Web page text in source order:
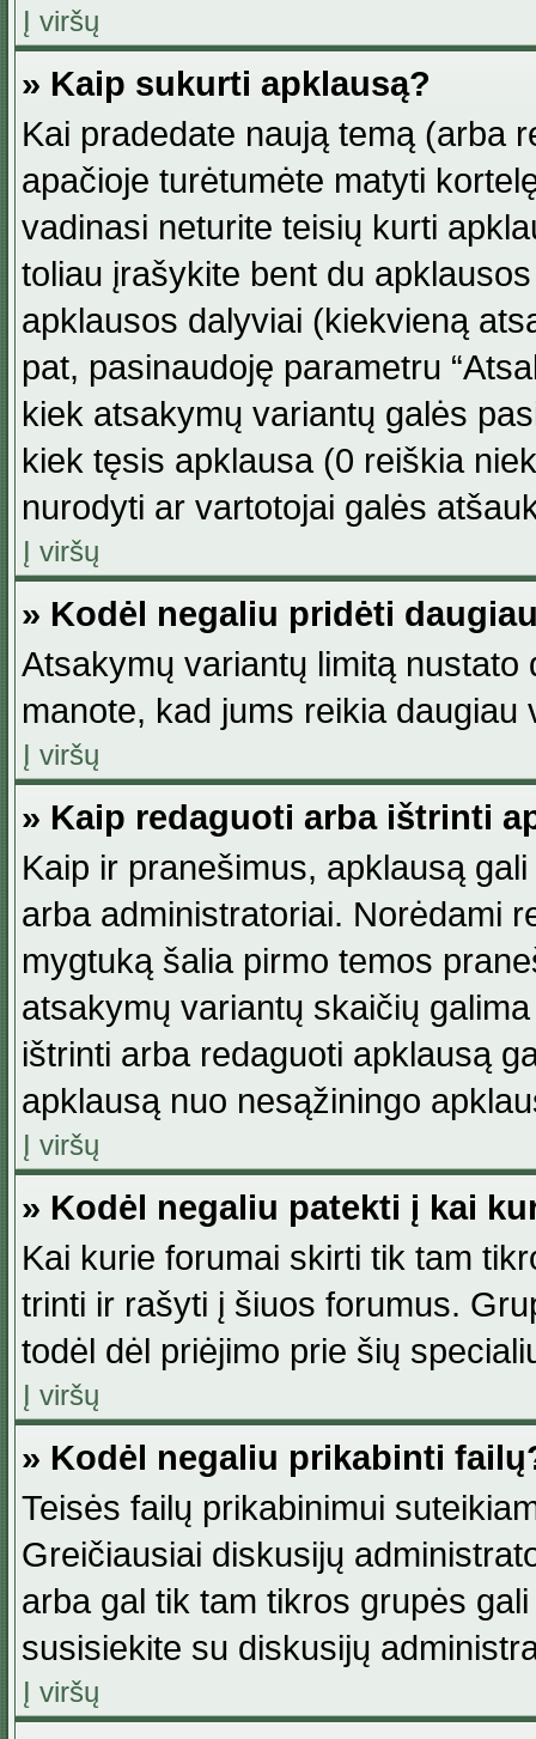
Į viršų
» Kaip sukurti apklausą?
Kai pradedate naują temą (arba
apačioje turėtumėte matyti
vadinasi neturite teisių kurti
toliau įrašykite bent du
apklausos dalyviai (kiekvieną
pat, pasinaudoję parametru
kiek atsakymų variantų galės
kiek tęsis apklausa (0 reiškia
nurodyti ar vartotojai galės
Į viršų
» Kodėl negaliu pridėti
Atsakymų variantų limitą
manote, kad jums reikia daugiau
Į viršų
» Kaip redaguoti arba ištrinti
Kaip ir pranešimus, apklausą
arba administratoriai. Norėdami
mygtuką šalia pirmo temos
atsakymų variantų skaičių
ištrinti arba redaguoti apklausą
apklausą nuo nesąžiningo
Į viršų
» Kodėl negaliu patekti į kai
Kai kurie forumai skirti tik tam
trinti ir rašyti į šiuos forumus.
todėl dėl priėjimo prie šių
Į viršų
» Kodėl negaliu prikabinti
Teisės failų prikabinimui
Greičiausiai diskusijų
arba gal tik tam tikros grupės
susisiekite su diskusijų
Į viršų